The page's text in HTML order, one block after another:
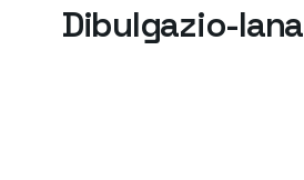
Dibulgazio-lana